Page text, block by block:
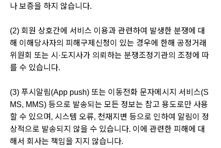
나 보증을 하지 않습니다.
(2) 회원 상호간에 서비스 이용과 관련하여 발생한 분쟁에 대
해 이해당사자의 피해구제신청이 있는 경우에 한해 공정거래
위원회 또는 시·도지사가 의뢰하는 분쟁조정기관의 조정에 따
를 수 있습니다.
(3) 푸시알림(App push) 또는 이동전화 문자메시지 서비스(S
MS, MMS) 등으로 발송되는 모든 정보는 참고 용도로만 사용
할 수 있으며, 시스템 오류, 천재지변 등으로 인하여 알림이 정
상적으로 발송되지 않을 수 있습니다. 이에 관련한 피해에 대
해서 회사는 책임을 지지 않습니다.